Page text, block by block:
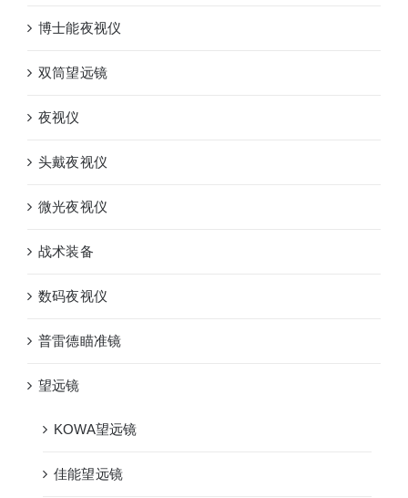
博士能夜视仪
双筒望远镜
夜视仪
头戴夜视仪
微光夜视仪
战术装备
数码夜视仪
普雷德瞄准镜
望远镜
KOWA望远镜
佳能望远镜